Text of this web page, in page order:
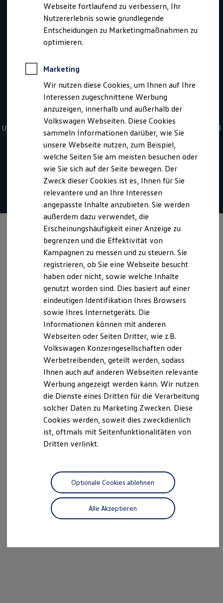
Servicetermin anfragen
Service-Vorteile bei Volkswagen Nutzfahrzeuge
ServicePlus
Economy Service
Räder & Reifen Service
Notdienst und Pannenhilfe
Software, Konnektivität & Apps
California App
VW Connect für Ihren ID. Buzz
VW Connect für Ihren Transporter/Caravelle
VW Connect für Ihren Amarok
VW Connect für andere Modelle
Connect Pro
Fleet Interface Data
Multistop Pathfinder
Übersicht Software Updates
Digitales Bordbuch
Fahrerassistenz- und Sicherheitssysteme
Kontrollleuchten
Batterieverordnung
XTL-Dieselkraftstoff
Ersatzteile und Betriebsflüssigkeiten
Original Zubehör und Lifestyle Produkte
myVolkswagen
myVolkswagen Business
Elektrisch & Autonom
Elektro - & Hybridfahrzeuge
Unser Ansatz
Klimafreundlicher Strom
Reichweite & Ladelösungen
Reichweitensimulator
Ladezeitensimulator
Ladelösungen für Privatkunden
Ladelösungen für Gewerbekunden
Bidirektionales Laden
Förderung & Kosten der Elektrofahrzeuge
Fördermöglichkeiten für Privatkunden
Kostensimulator
Autonomes Fahren
Mehr zum ID. Buzz
California Welt
California Club
California Magazin & Ratgeber
California Reisen & Erlebnisse
California App
California Lifestyle & Zubehör
Übernachten im California
Unternehmen
Karriere im Autohaus
Nutzfahrzeuge
Fahrzeugssuche?
Kontaktieren Sie uns
0800 - 86 55 79 24 36 *
Sie haben Fragen zur Nutzfahrzeugsuche? Rufen Sie uns an!
Unsere kostenfreien Servicezeiten für Sie sind täglich von 08:00
- 20:00 Uhr.
* Für Anrufer sind Gespräche unter 0800-Rufnummern stets
kostenlos. Alle anfallenden Gebühren trägt Volkswagen
Mail verfassen
Webseite fortlaufend zu verbessern, Ihr
Nutzererlebnis sowie grundlegende
Entscheidungen zu Marketingmaßnahmen zu
optimieren.
Marketing
Wir nutzen diese Cookies, um Ihnen auf Ihre
Interessen zugeschnittene Werbung
anzuzeigen, innerhalb und außerhalb der
Volkswagen Webseiten. Diese Cookies
sammeln Informationen darüber, wie Sie
unsere Webseite nutzen, zum Beispiel,
welche Seiten Sie am meisten besuchen oder
wie Sie sich auf der Seite bewegen. Der
Zweck dieser Cookies ist es, Ihnen für Sie
relevantere und an Ihre Interessen
angepasste Inhalte anzubieten. Sie werden
außerdem dazu verwendet, die
Erscheinungshäufigkeit einer Anzeige zu
begrenzen und die Effektivität von
Kampagnen zu messen und zu steuern. Sie
registrieren, ob Sie eine Webseite besucht
haben oder nicht, sowie welche Inhalte
genutzt worden sind. Dies basiert auf einer
eindeutigen Identifikation Ihres Browsers
sowie Ihres Internetgeräts. Die
Informationen können mit anderen
Webseiten oder Seiten Dritter, wie z.B.
Volkswagen Konzerngesellschaften oder
Werbetreibenden, geteilt werden, sodass
Ihnen auch auf anderen Webseiten relevante
Werbung angezeigt werden kann. Wir nutzen
die Dienste eines Dritten für die Verarbeitung
solcher Daten zu Marketing Zwecken. Diese
Cookies werden, soweit dies zweckdienlich
ist, oftmals mit Seitenfunktionalitäten von
Dritten verlinkt.
Alle Akzeptieren
Optionale Cookies ablehnen